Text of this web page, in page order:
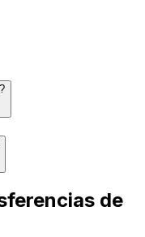
de